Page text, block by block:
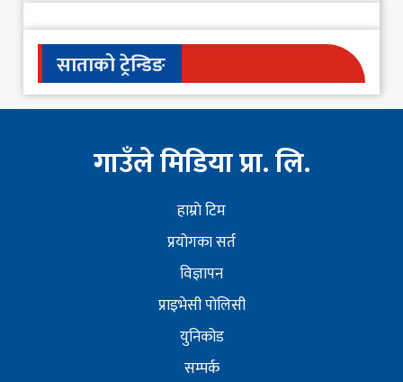
साताको ट्रेन्डिङ
गाउँले मिडिया प्रा. लि.
हाम्राे टिम
प्रयोगका सर्त
विज्ञापन
प्राइभेसी पोलिसी
युनिकोड
सम्पर्क